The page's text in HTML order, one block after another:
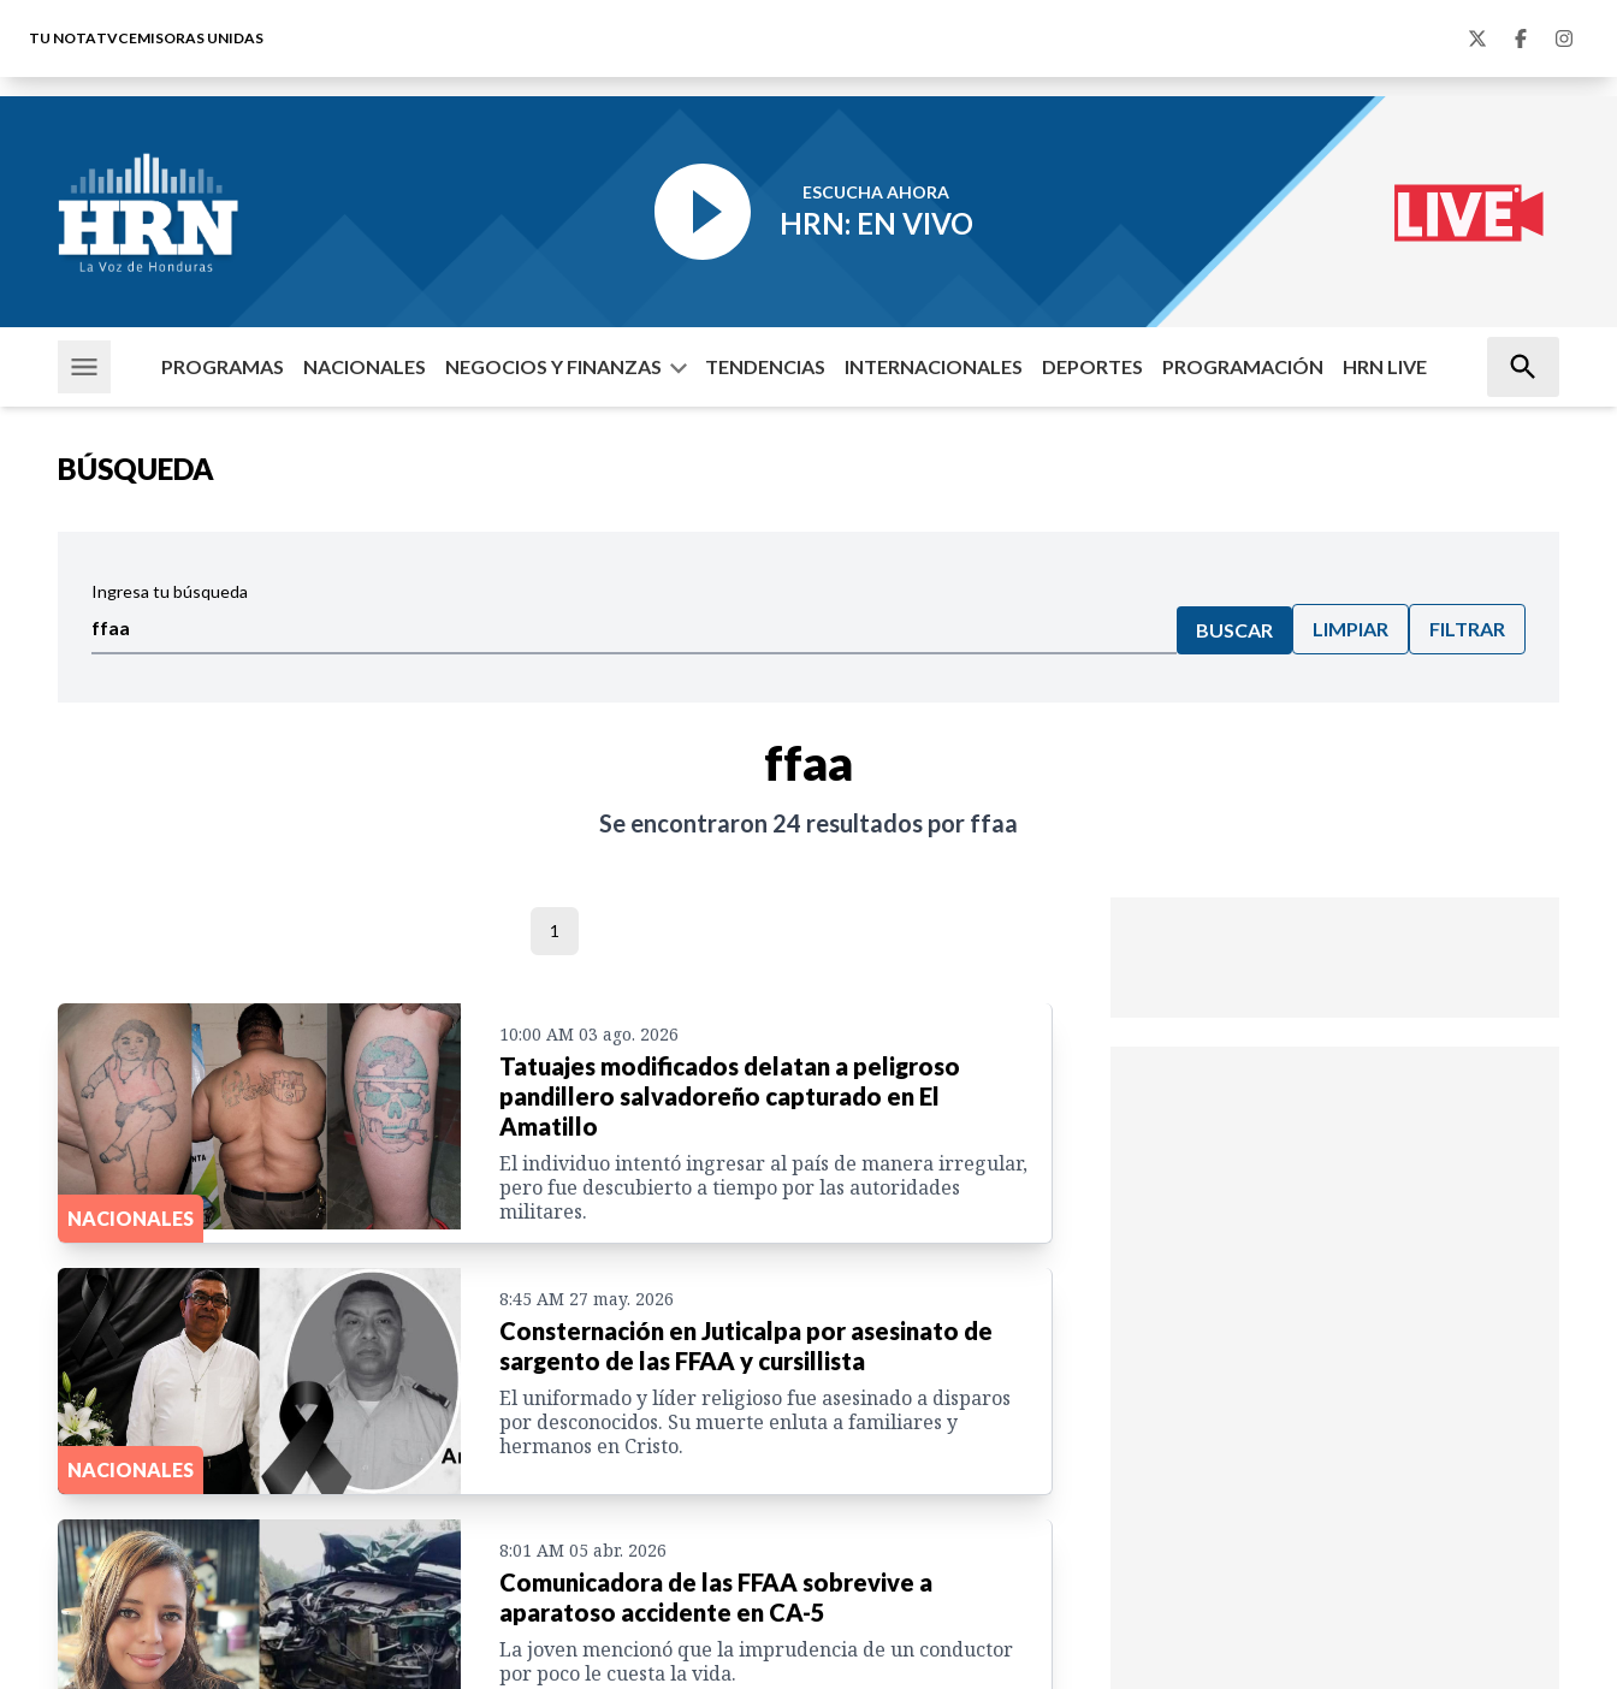
TU NOTATVCEMISORAS UNIDAS
ESCUCHA AHORA
HRN: EN VIVO
PROGRAMAS NACIONALES NEGOCIOS Y FINANZAS TENDENCIAS INTERNACIONALES DEPORTES PROGRAMACIÓN HRN LIVE
BÚSQUEDA
Ingresa tu búsqueda
BUSCAR LIMPIAR FILTRAR
ffaa
Se encontraron 24 resultados por ffaa
1
NACIONALES
10:00 AM 03 ago. 2026
Tatuajes modificados delatan a peligroso
pandillero salvadoreño capturado en El
Amatillo
El individuo intentó ingresar al país de manera irregular,
pero fue descubierto a tiempo por las autoridades
militares.
NACIONALES
8:45 AM 27 may. 2026
Consternación en Juticalpa por asesinato de
sargento de las FFAA y cursillista
El uniformado y líder religioso fue asesinado a disparos
por desconocidos. Su muerte enluta a familiares y
hermanos en Cristo.
8:01 AM 05 abr. 2026
Comunicadora de las FFAA sobrevive a
aparatoso accidente en CA-5
La joven mencionó que la imprudencia de un conductor
por poco le cuesta la vida.